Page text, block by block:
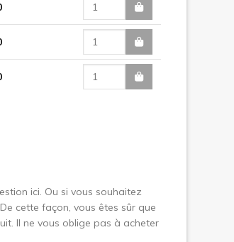
ici. Ou si vous souhaitez
cette façon, vous êtes sûr que
Il ne vous oblige pas à acheter